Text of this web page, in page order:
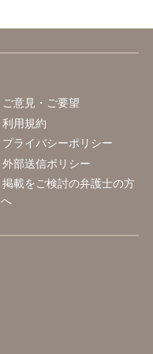
ご意見・ご要望
利用規約
プライバシーポリシー
外部送信ポリシー
掲載をご検討の弁護士の方
へ